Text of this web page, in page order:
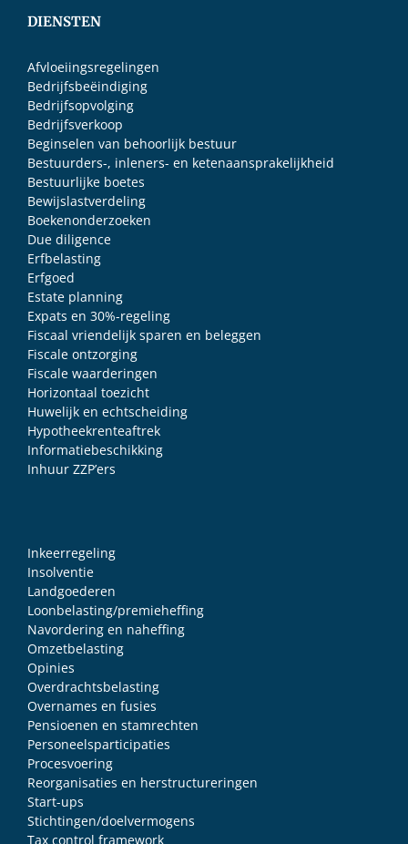
DIENSTEN
Afvloeiingsregelingen
Bedrijfsbeëindiging
Bedrijfsopvolging
Bedrijfsverkoop
Beginselen van behoorlijk bestuur
Bestuurders-, inleners- en ketenaansprakelijkheid
Bestuurlijke boetes
Bewijslastverdeling
Boekenonderzoeken
Due diligence
Erfbelasting
Erfgoed
Estate planning
Expats en 30%-regeling
Fiscaal vriendelijk sparen en beleggen
Fiscale ontzorging
Fiscale waarderingen
Horizontaal toezicht
Huwelijk en echtscheiding
Hypotheekrenteaftrek
Informatiebeschikking
Inhuur ZZP’ers
Inkeerregeling
Insolventie
Landgoederen
Loonbelasting/premieheffing
Navordering en naheffing
Omzetbelasting
Opinies
Overdrachtsbelasting
Overnames en fusies
Pensioenen en stamrechten
Personeelsparticipaties
Procesvoering
Reorganisaties en herstructureringen
Start-ups
Stichtingen/doelvermogens
Tax control framework